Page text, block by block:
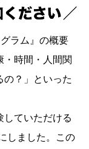
ラム』の概要
・時間・人間関
の？」といった
していただける
しました。この